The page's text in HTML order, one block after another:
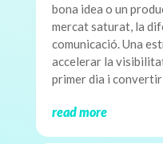
bona idea o un
mercat saturat, la
comunicació. Una
accelerar la
primer dia i
read more